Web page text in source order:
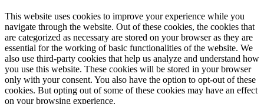
This website uses cookies to improve your experience while you
navigate through the website. Out of these cookies, the cookies that
are categorized as necessary are stored on your browser as they are
essential for the working of basic functionalities of the website. We
also use third-party cookies that help us analyze and understand how
you use this website. These cookies will be stored in your browser
only with your consent. You also have the option to opt-out of these
cookies. But opting out of some of these cookies may have an effect
on your browsing experience.